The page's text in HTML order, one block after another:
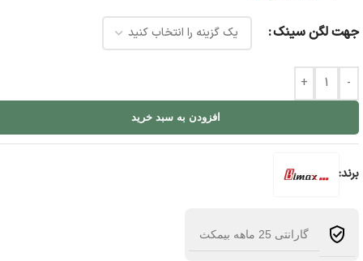
جهت لگن سینک
-
+
افزودن به سبد خرید
برند:
گارانتی 25 ماهه بیمکث